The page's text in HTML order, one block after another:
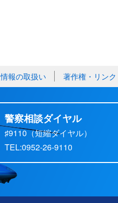
報の取扱い 著作権・リンク
警察相談ダイヤル
♯9110（短縮ダイヤル）
TEL:0952-26-9110